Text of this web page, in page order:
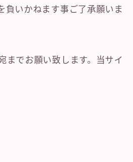
負いかねます事ご了承願いま
までお願い致します。当サイ